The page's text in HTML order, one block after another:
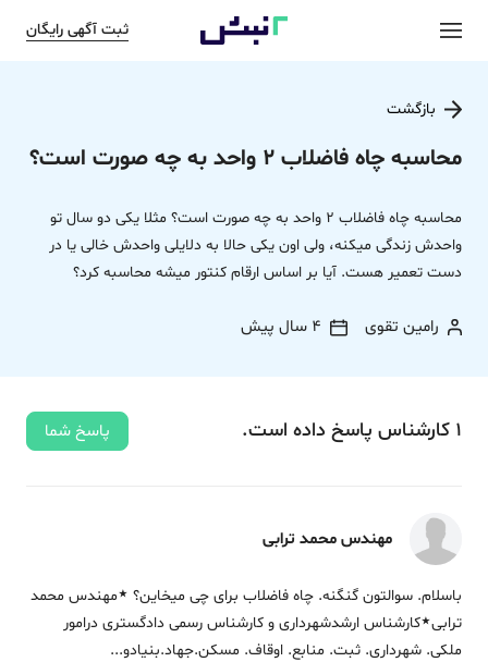
ثبت آگهی رایگان
بازگشت
محاسبه چاه فاضلاب 2 واحد به چه صورت است؟
محاسبه چاه فاضلاب 2 واحد به چه صورت است؟ مثلا یکی دو سال تو
واحدش زندگی میکنه، ولی اون یکی حالا به دلایلی واحدش خالی یا در
دست تعمیر هست. آیا بر اساس ارقام کنتور میشه محاسبه کرد؟
رامین تقوی 4 سال پیش
1 کارشناس پاسخ داده‌ است. پاسخ شما
مهندس محمد ترابی
باسلام. سوالتون گنگنه. چاه فاضلاب برای چی میخاین؟ ٭مهندس محمد
ترابی٭کارشناس ارشدشهرداری و کارشناس رسمی دادگستری درامور
ملکی. شهرداری. ثبت. منابع. اوقاف. مسکن.جهاد.بنیادو...